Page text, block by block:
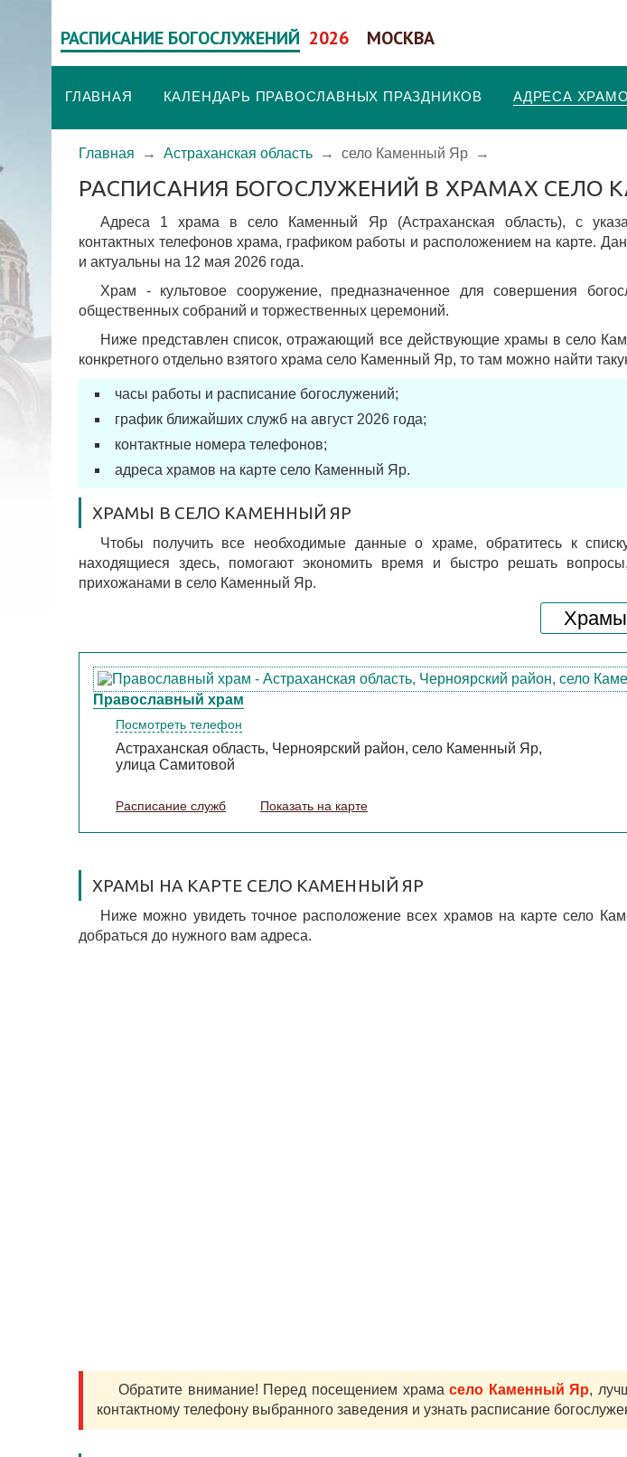
РАСПИСАНИЕ БОГОСЛУЖЕНИЙ 2026 МОСКВА
ГЛАВНАЯ КАЛЕНДАРЬ ПРАВОСЛАВНЫХ ПРАЗДНИКОВ АДРЕСА
Главная → Астраханская область → село Каменный Яр →
РАСПИСАНИЯ БОГОСЛУЖЕНИЙ В ХРАМАХ СЕЛО
Адреса 1 храма в село Каменный Яр (Астраханская область), c
контактных телефонов храма, графиком работы и расположением на карте.
и актуальны на 12 мая 2026 года.
Храм - культовое сооружение, предназначенное для совершения
общественных собраний и торжественных церемоний.
Ниже представлен список, отражающий все действующие храмы в село
конкретного отдельно взятого храма село Каменный Яр, то там можно найти
часы работы и расписание богослужений;
график ближайших служб на август 2026 года;
контактные номера телефонов;
адреса храмов на карте село Каменный Яр.
ХРАМЫ В СЕЛО КАМЕННЫЙ ЯР
Чтобы получить все необходимые данные о храме, обратитесь к
находящиеся здесь, помогают экономить время и быстро решать
прихожанами в село Каменный Яр.
Храмы
Православный храм
Посмотреть телефон
Астраханская область, Черноярский район, село Каменный Яр,
улица Самитовой
Расписание служб Показать на карте
ХРАМЫ НА КАРТЕ СЕЛО КАМЕННЫЙ ЯР
Ниже можно увидеть точное расположение всех храмов на карте село
добраться до нужного вам адреса.
Обратите внимание! Перед посещением храмасело Каменный Яр,
контактному телефону выбранного заведения и узнать расписание